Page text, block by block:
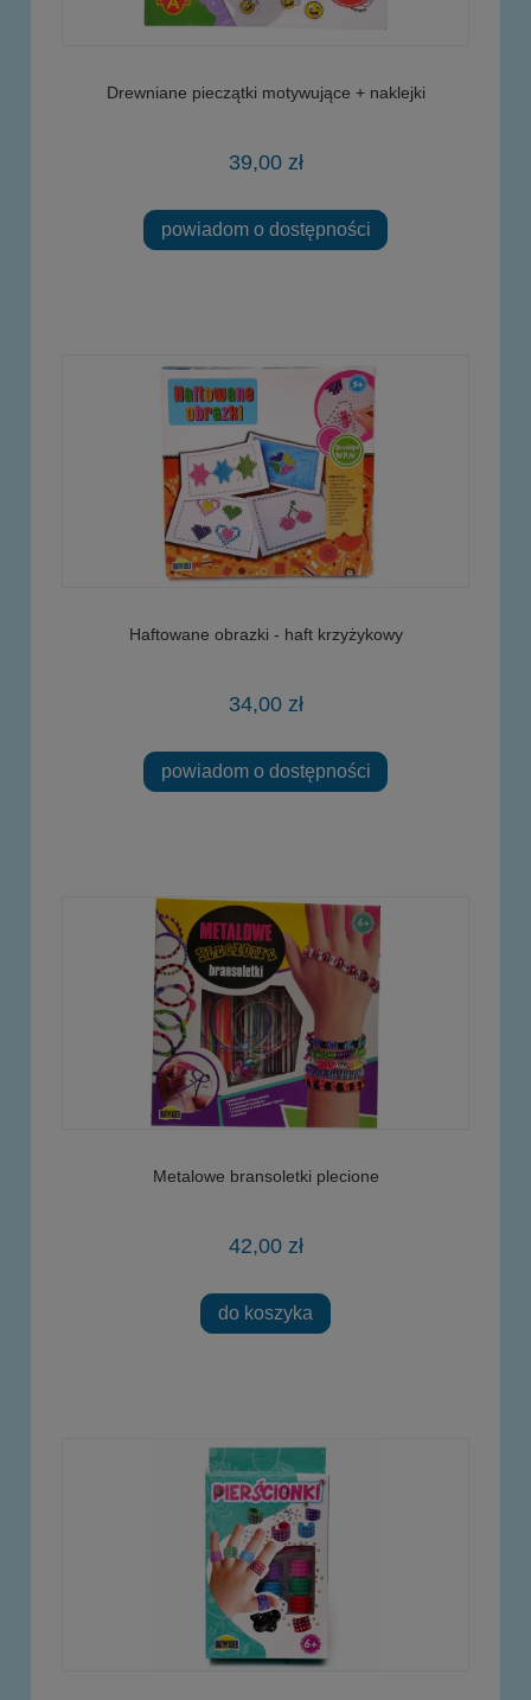
Drewniane pieczątki motywujące + naklejki
39,00 zł
powiadom o dostępności
Haftowane obrazki - haft krzyżykowy
34,00 zł
powiadom o dostępności
Metalowe bransoletki plecione
42,00 zł
do koszyka